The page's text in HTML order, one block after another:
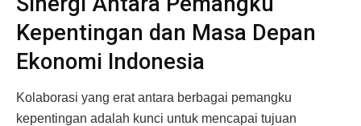
Kepentingan dan Masa Depan
Ekonomi Indonesia
Kolaborasi yang erat antara berbagai pemangku
kepentingan adalah kunci untuk mencapai tujuan